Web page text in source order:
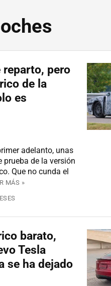
reparto, pero
de la
es
adelanto, unas
de la versión
Que no cunda el
MÁS »
barato,
Tesla
se ha dejado